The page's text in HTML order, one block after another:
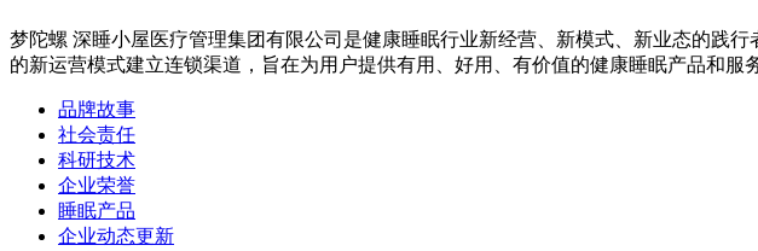
梦陀螺 深睡小屋医疗管理集团有限公司是健康睡眠行业新经营、新模式、新业态的践
的新运营模式建立连锁渠道，旨在为用户提供有用、好用、有价值的健康睡眠产品和服务
品牌故事
社会责任
科研技术
企业荣誉
睡眠产品
企业动态更新